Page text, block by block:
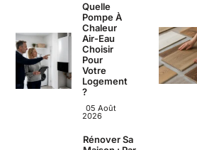
Quelle
Pompe À
Chaleur
Air-Eau
Choisir
Pour
Votre
Logement
?
05 Août
2026
Rénover Sa